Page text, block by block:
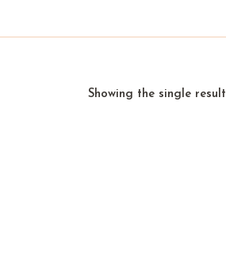
Showing the single result